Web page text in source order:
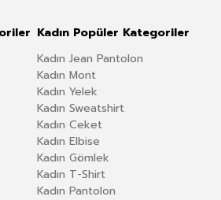
Kadın Popüler Kategoriler
Kadın Jean Pantolon
Kadın Mont
Kadın Yelek
Kadın Sweatshirt
Kadın Ceket
Kadın Elbise
Kadın Gömlek
Kadın T-Shirt
Kadın Pantolon